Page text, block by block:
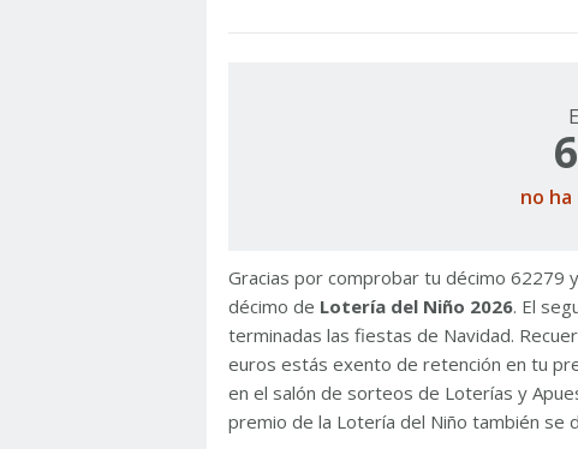
no
Gracias por comprobar tu décimo
décimo de Lotería del Niño 2026. El
terminadas las fiestas de Navidad.
euros estás exento de retención en tu
en el salón de sorteos de Loterías y
premio de la Lotería del Niño también se